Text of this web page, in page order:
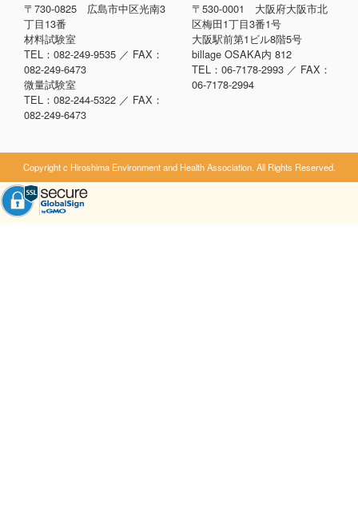
〒730-0825 広島市中区光南3
丁目13番
材料試験室
TEL：082-249-9535 ／ FAX：
082-249-6473
微量試験室
TEL：082-244-5322 ／ FAX：
082-249-6473
〒530-0001 大阪府大阪市北
区梅田1丁目3番1号
大阪駅前第1ビル8階5号
billage OSAKA内 812
TEL：06-7178-2993 ／ FAX：
06-7178-2994
Copyright c Hiroshima Environment and Health Association. All Rights Reserved.